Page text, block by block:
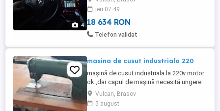
4
ieri 07:49
18 634 RON
Telefon validat
masina de cusut industriala 220
mașină de cusut industriala la 220v motor
ok ,dar capul de mașină necesită ungere
preț 420 cu tot cu masa .Ridicare Vulcan
Vulcan, Brasov
5 august